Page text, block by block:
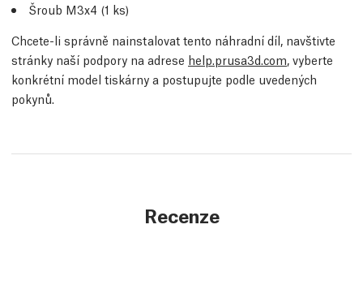
Šroub M3x4 (1 ks)
Chcete-li správně nainstalovat tento náhradní díl, navštivte
stránky naší podpory na adrese help.prusa3d.com, vyberte
konkrétní model tiskárny a postupujte podle uvedených
pokynů.
Recenze